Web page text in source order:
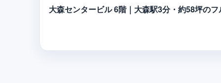
大森センタービル 6階｜大森駅3分・約58坪の